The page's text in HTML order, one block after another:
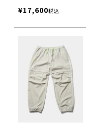
¥17,600税込